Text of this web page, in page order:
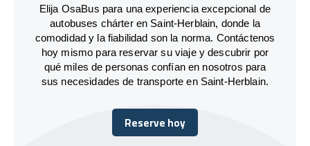
Elija OsaBus para una experiencia excepcional de
autobuses chárter en Saint-Herblain, donde la
comodidad y la fiabilidad son la norma. Contáctenos
hoy mismo para reservar su viaje y descubrir por
qué miles de personas confían en nosotros para
sus necesidades de transporte en Saint-Herblain.
Reserve hoy
Reserve hoy